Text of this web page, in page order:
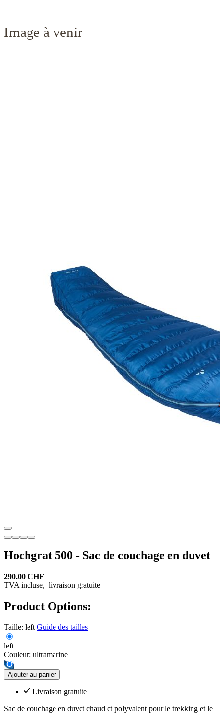
Hochgrat 500 - Sac de couchage en duvet
290.00 CHF
TVA incluse, livraison gratuite
Product Options:
Taille: left Guide des tailles
left
Couleur: ultramarine
Ajouter au panier
Livraison gratuite
Sac de couchage en duvet chaud et polyvalent pour le trekking et le